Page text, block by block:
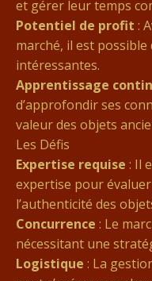
et gérer leur temps
Potentiel de profit :
marché, il est
intéressantes.
Apprentissage
d’approfondir ses
valeur des objets
Les Défis
Expertise requise : Il
expertise pour
l’authenticité des
Concurrence : Le
nécessitant une
Logistique : La